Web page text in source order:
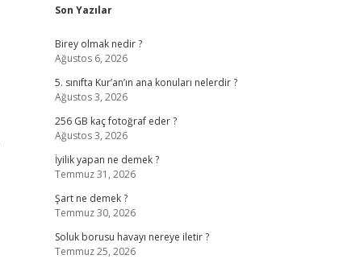
Sidebar
Son Yazılar
Birey olmak nedir ?
Ağustos 6, 2026
5. sınıfta Kur’an’ın ana konuları nelerdir ?
Ağustos 3, 2026
256 GB kaç fotoğraf eder ?
Ağustos 3, 2026
İyilik yapan ne demek ?
Temmuz 31, 2026
Şart ne demek ?
Temmuz 30, 2026
Soluk borusu havayı nereye iletir ?
Temmuz 25, 2026